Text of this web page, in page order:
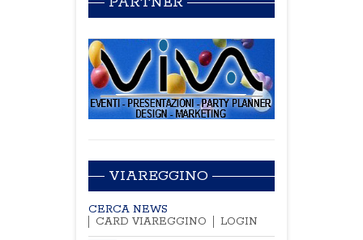
VIAREGGINO
CERCA NEWS
CARD VIAREGGINO
LOGIN